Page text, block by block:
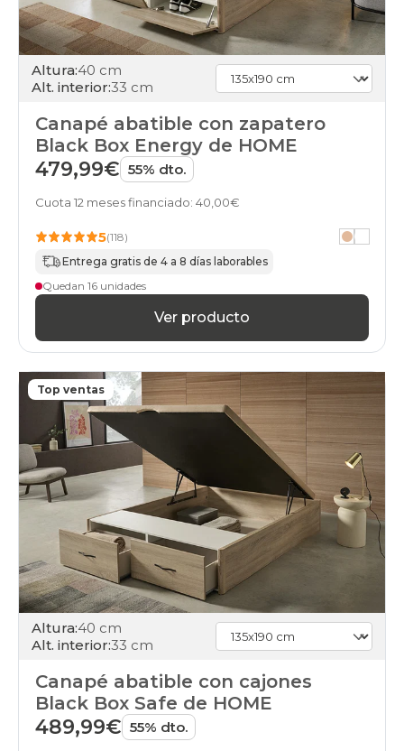
abatibles
90x200cm-
unfrente
cambria
canapes-
abatibles
cambria
canapes-
especial
180x220cm-
canapes-
abatibles
100x180cm-
gemelo
cambria
canapes-
abatibles
100x180cm-
unfrente
canapes-
abatibles
200x180cm-
especial
cambria
canapes-
abatibles
100x190cm-
gemelo
cambria
abatibles
100x190cm-
unfrente
Altura:40 cm
Alt. interior:33 cm
Canapé abatible con zapatero
Black Box Energy de HOME
479,99€ 55% dto.
Cuota 12 meses financiado: 40,00€
5(118)
Entrega gratis de 4 a 8 días laborables
Quedan 16 unidades
Ver producto
Top ventas
Altura:40 cm
Alt. interior:33 cm
Canapé abatible con cajones
Black Box Safe de HOME
489,99€ 55% dto.